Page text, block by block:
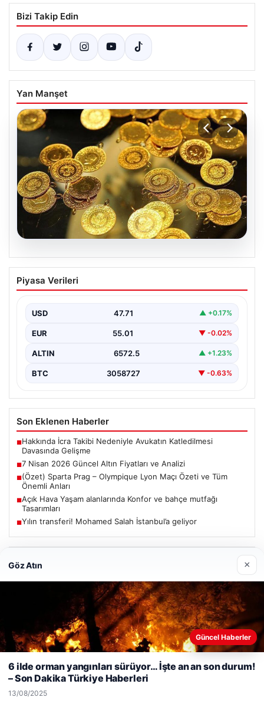
Bizi Takip Edin
Yan Manşet
(Özet) Sparta Prag – Olympique Lyon
Maçı Özeti ve Tüm Önemli Anları
Piyasa Verileri
USD 47.71 ▲ +0.17%
EUR 55.01 ▼ -0.02%
ALTIN 6572.5 ▲ +1.23%
BTC 3058727 ▼ -0.63%
Son Eklenen Haberler
■Hakkında İcra Takibi Nedeniyle Avukatın Katledilmesi
Davasında Gelişme
■7 Nisan 2026 Güncel Altın Fiyatları ve Analizi
■(Özet) Sparta Prag – Olympique Lyon Maçı Özeti ve Tüm
Önemli Anları
■Açık Hava Yaşam alanlarında Konfor ve bahçe mutfağı
Tasarımları
■Yılın transferi! Mohamed Salah İstanbul’a geliyor
Güncel
06/08/2026
Hakkında İcra Takibi Nedeniyle Avukatın Katledilmesi
Web sitemizi nasıl kullandığınızı daha iyi anlayabilmek,
kullanıyoruz.Çerez Politikamız
Kabul Et
Göz Atın ×
Güncel Haberler
6 ilde orman yangınları sürüyor… İşte an an son durum!
– Son Dakika Türkiye Haberleri
13/08/2025